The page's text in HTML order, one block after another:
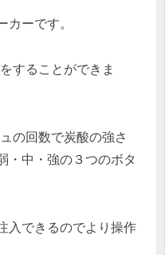
カーです。
をすることができま
の回数で炭酸の強さ
・中・強の３つのボタ
入できるのでより操作